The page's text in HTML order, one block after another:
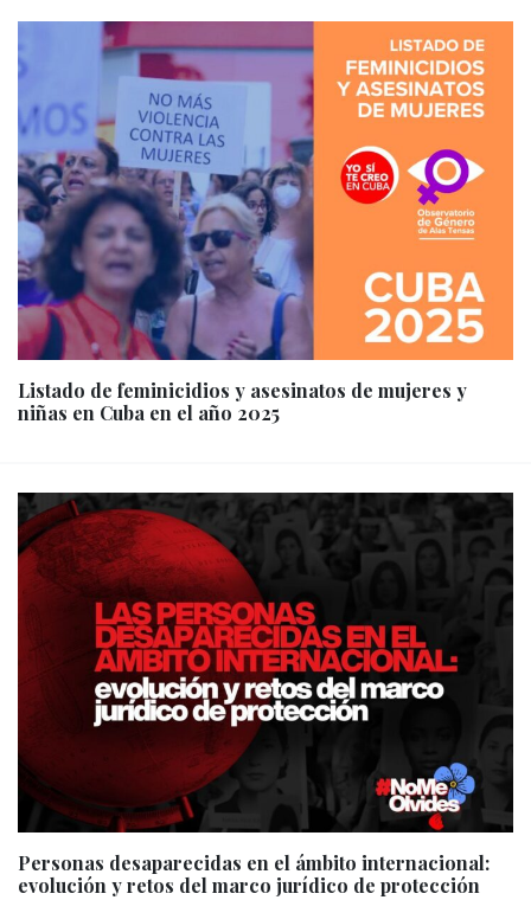
Listado de feminicidios y asesinatos de mujeres y
niñas en Cuba en el año 2025
Personas desaparecidas en el ámbito internacional:
evolución y retos del marco jurídico de protección